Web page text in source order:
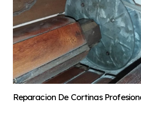
Reparacion De Cortinas